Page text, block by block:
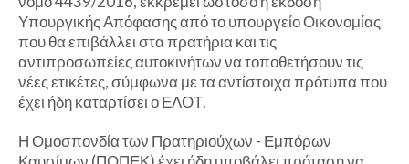
Υπουργικής Απόφασης από το υπουργείο Οικονομίας
που θα επιβάλλει στα πρατήρια και τις
αντιπροσωπείες αυτοκινήτων να τοποθετήσουν τις
νέες ετικέτες, σύμφωνα με τα αντίστοιχα πρότυπα που
έχει ήδη καταρτίσει ο ΕΛΟΤ.
Η Ομοσπονδία των Πρατηριούχων - Εμπόρων